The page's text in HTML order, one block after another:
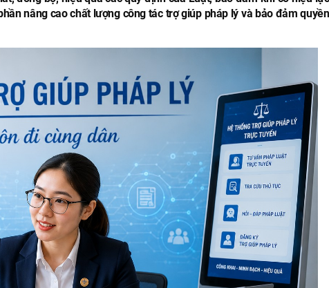
nâng cao chất lượng công tác trợ giúp pháp lý và bảo đảm quyền